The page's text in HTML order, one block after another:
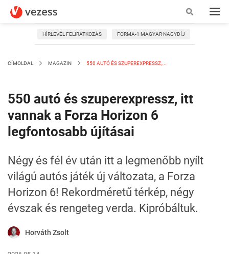
HÍRLEVÉL FELIRATKOZÁS FORMA-1 MAGYAR NAGYDÍJ
CÍMOLDAL MAGAZIN 550 AUTÓ ÉS SZUPEREXPRESSZ,...
550 autó és szuperexpressz, itt
vannak a Forza Horizon 6
legfontosabb újításai
Négy és fél év után itt a legmenőbb nyílt
világú autós játék új változata, a Forza
Horizon 6! Rekordméretű térkép, négy
évszak és rengeteg verda. Kipróbáltuk.
Horváth Zsolt